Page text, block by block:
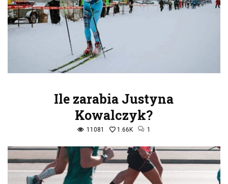
Ile zarabia Justyna
Kowalczyk?
11081 1.66K 1